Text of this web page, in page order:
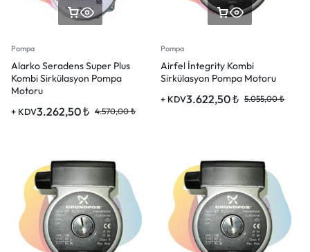
Pompa
Alarko Seradens Super Plus
Kombi Sirkülasyon Pompa
Motoru
3.262,50₺ 4.570,00₺
+ KDV
Pompa
Airfel İntegrity Kombi
Sirkülasyon Pompa Motoru
3.622,50₺ 5.055,00₺
+ KDV